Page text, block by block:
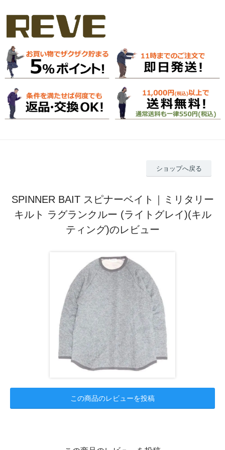
ショップへ戻る
SPINNER BAIT スピナーベイト｜ミリタリー
キルト ラグランクルー (ライトグレイ)(キル
ティング)のレビュー
この商品のレビューを投稿